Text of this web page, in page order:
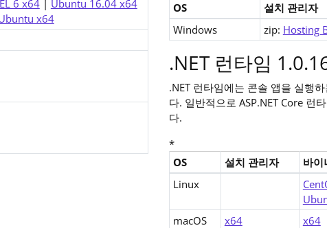
6 x64| Ubuntu 16.04 x64
x64
ASP.NET Core 1.0 Runtime
OS 설치 관리자
Windows
zip: Hosting
.NET 런타임
.NET 런타임에는 콘솔 앱을 실행
다. 일반적으로 ASP.NET Core 런
다.
*
.NET Core 1.0 Runtime (v1.0.16)
OS 설치 관리자
바이
Linux
macOS
x64
x64